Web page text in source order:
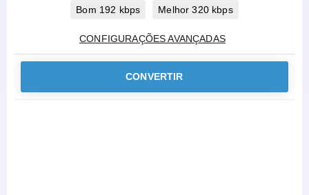
Bom 192 kbps Melhor 320 kbps
CONFIGURAÇÕES AVANÇADAS
CONVERTIR